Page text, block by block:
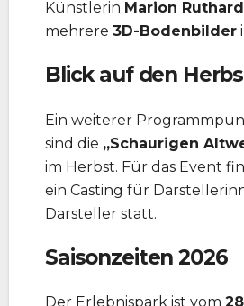
Künstlerin Marion
mehrere 3D-Bodenbilder
Blick auf den
Ein weiterer
sind die „Schaurigen
im Herbst. Für das Event
ein Casting für
Darsteller statt.
Saisonzeiten 2026
Der Erlebnispark ist vom